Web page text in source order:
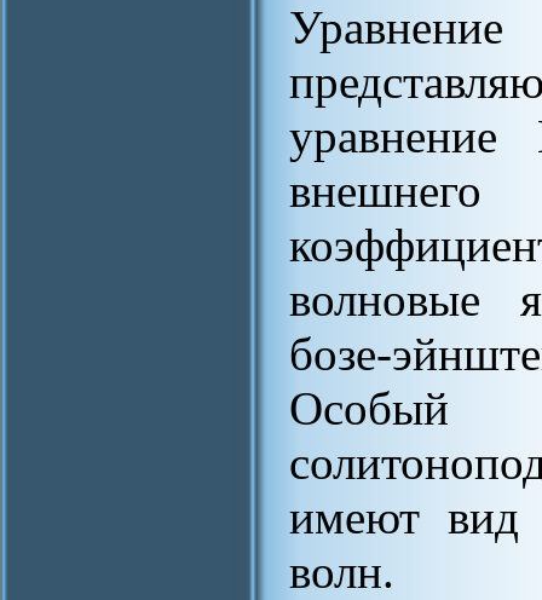
волновые
бозе-
Особый
имеют вид
волн.